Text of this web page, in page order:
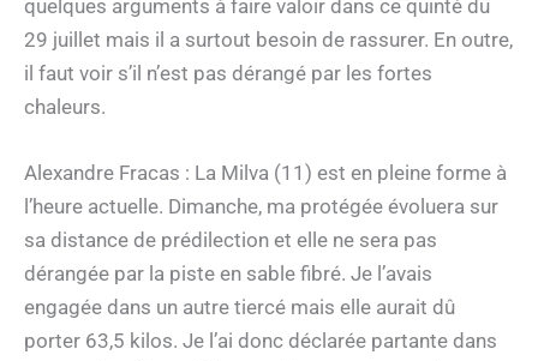
quelques arguments à faire valoir dans ce quinté du
29 juillet mais il a surtout besoin de rassurer. En outre,
il faut voir s’il n’est pas dérangé par les fortes
chaleurs.
Alexandre Fracas : La Milva (11) est en pleine forme à
l’heure actuelle. Dimanche, ma protégée évoluera sur
sa distance de prédilection et elle ne sera pas
dérangée par la piste en sable fibré. Je l’avais
engagée dans un autre tiercé mais elle aurait dû
porter 63,5 kilos. Je l’ai donc déclarée partante dans